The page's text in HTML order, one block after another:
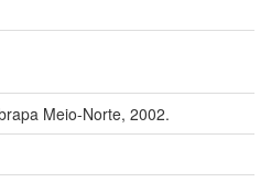
Meio-Norte, 2002.